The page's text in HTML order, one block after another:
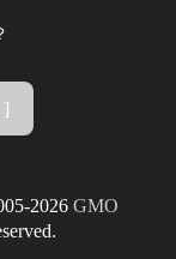
]
2026 GMO